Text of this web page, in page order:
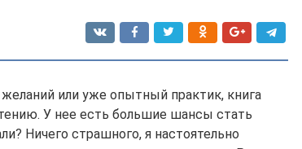
или уже опытный практик, книга
У нее есть большие шансы стать
Ничего страшного, я настоятельно